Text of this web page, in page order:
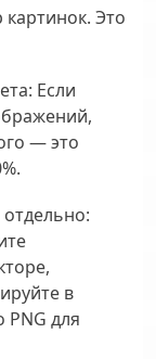
Это
Если
— это
в
PNG для